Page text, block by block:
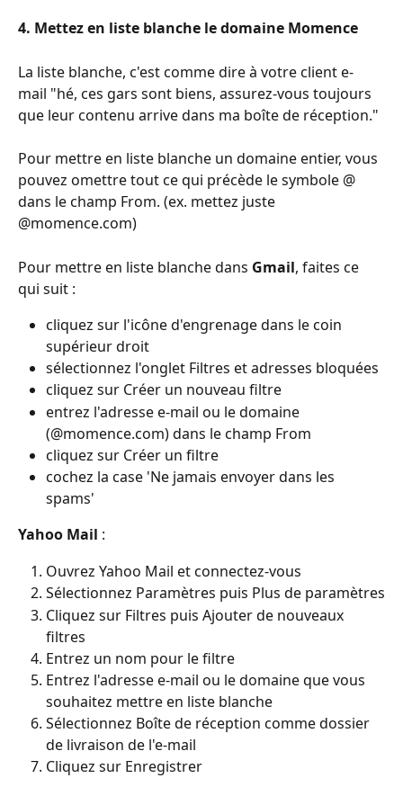
4. Mettez en liste blanche le domaine Momence
La liste blanche, c'est comme dire à votre client e-
mail "hé, ces gars sont biens, assurez-vous toujours
que leur contenu arrive dans ma boîte de réception."
Pour mettre en liste blanche un domaine entier, vous
pouvez omettre tout ce qui précède le symbole @
dans le champ From. (ex. mettez juste
@momence.com)
Pour mettre en liste blanche dans Gmail, faites ce
qui suit :
cliquez sur l'icône d'engrenage dans le coin
supérieur droit
sélectionnez l'onglet Filtres et adresses bloquées
cliquez sur Créer un nouveau filtre
entrez l'adresse e-mail ou le domaine
(@momence.com) dans le champ From
cliquez sur Créer un filtre
cochez la case 'Ne jamais envoyer dans les
spams'
Yahoo Mail :
Ouvrez Yahoo Mail et connectez-vous
Sélectionnez Paramètres puis Plus de paramètres
Cliquez sur Filtres puis Ajouter de nouveaux
filtres
Entrez un nom pour le filtre
Entrez l'adresse e-mail ou le domaine que vous
souhaitez mettre en liste blanche
Sélectionnez Boîte de réception comme dossier
de livraison de l'e-mail
Cliquez sur Enregistrer